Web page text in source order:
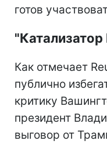
готов
Как отмечает
публично
критику
президент
выговор от